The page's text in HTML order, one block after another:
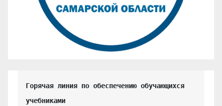
Горячая линия по обеспечению обучающихся
учебниками